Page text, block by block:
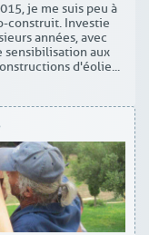
je me suis peu à
construit. Investie
années, avec
sensibilisation aux
d'éolie...